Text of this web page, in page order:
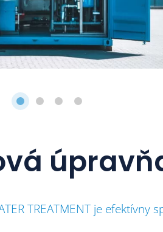
TREATMENT je efektívny